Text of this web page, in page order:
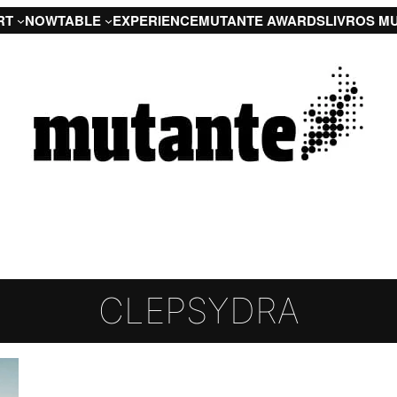
NOWTABLE EXPERIENCEMUTANTE AWARDSLIVROS
CLEPSYDRA